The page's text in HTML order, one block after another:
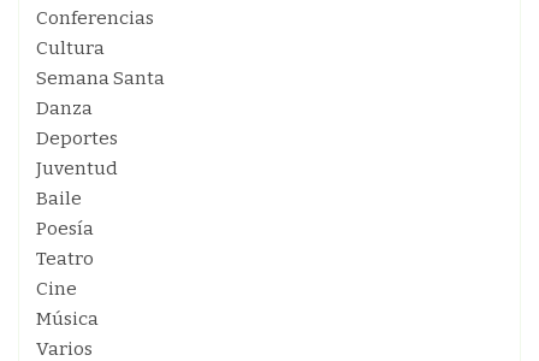
Conferencias
Cultura
Semana Santa
Danza
Deportes
Juventud
Baile
Poesía
Teatro
Cine
Música
Varios